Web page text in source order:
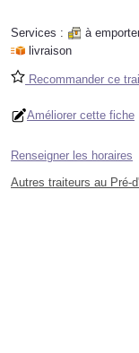
Services : à emporter
livraison
Recommander ce
Améliorer cette fiche
Renseigner les horaires
Autres traiteurs au Pré-